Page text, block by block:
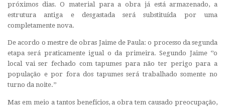
próximos dias. O material para a obra já está armazenado, a
estrutura antiga e desgastada será substituída por uma
completamente nova.
De acordo o mestre de obras Jaime de Paula: o processo da segunda
etapa será praticamente igual o da primeira. Segundo Jaime ‘’o
local vai ser fechado com tapumes para não ter perigo para a
população e por fora dos tapumes será trabalhado somente no
turno da noite.’’
Mas em meio a tantos benefícios, a obra tem causado preocupação,